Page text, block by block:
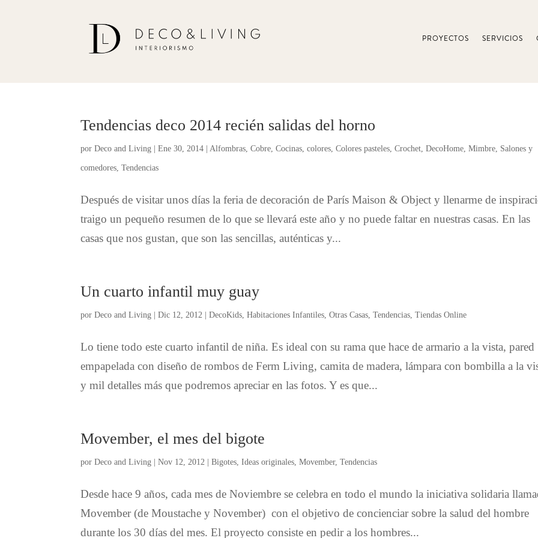
PROYECTOS SERVICIOS
Tendencias deco 2014 recién salidas del horno
porDeco and Living |Ene 30, 2014 Alfombras ,Cobre ,Cocinas ,colores ,Colores pasteles ,Crochet ,DecoHome ,Mimbre Salones y
comedores ,Tendencias
Después de visitar unos días la feria de decoración de París Maison & Object y llenarme de
traigo un pequeño resumen de lo que se llevará este año y no puede faltar en nuestras casas. En las
casas que nos gustan, que son las sencillas, auténticas y...
Un cuarto infantil muy guay
porDeco and Living |Dic 12, 2012 |DecoKids ,Habitaciones Infantiles ,Otras Casas ,Tendencias ,Tiendas Online
Lo tiene todo este cuarto infantil de niña. Es ideal con su rama que hace de armario a la vista, pared
empapelada con diseño de rombos de Ferm Living, camita de madera, lámpara con bombilla a la
y mil detalles más que podremos apreciar en las fotos. Y es que...
Movember, el mes del bigote
porDeco and Living |Nov 12, 2012 |Bigotes ,Ideas originales ,Movember,Tendencias
Desde hace 9 años, cada mes de Noviembre se celebra en todo el mundo la iniciativa solidaria
Movember (de Moustache y November) con el objetivo de concienciar sobre la salud del hombre
durante los 30 días del mes. El proyecto consiste en pedir a los hombres...